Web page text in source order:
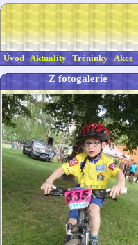
Úvod Aktuality Tréninky Akce
Z fotogalerie